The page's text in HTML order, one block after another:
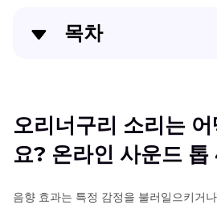
목차
전문가들이 Hitpaw Voice
드는 이유
궁극의 다기능 도구: Hitpaw
오리너구리 소리는
요? 온라인 사운드 톱
음향 효과는 특정 감정을 불러일으키거